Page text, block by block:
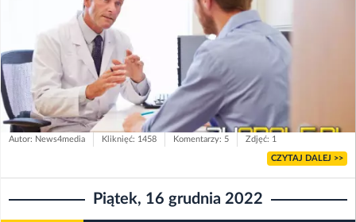
Autor: News4media Kliknięć: 1458 Komentarzy: 5 Zdjęć: 1
CZYTAJ DALEJ >>
Piątek, 16 grudnia 2022